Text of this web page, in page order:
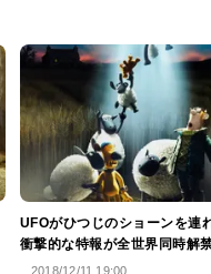
UFOがひつじのショーンを連
衝撃的な特報が全世界同時解禁
2018/12/11 19:00